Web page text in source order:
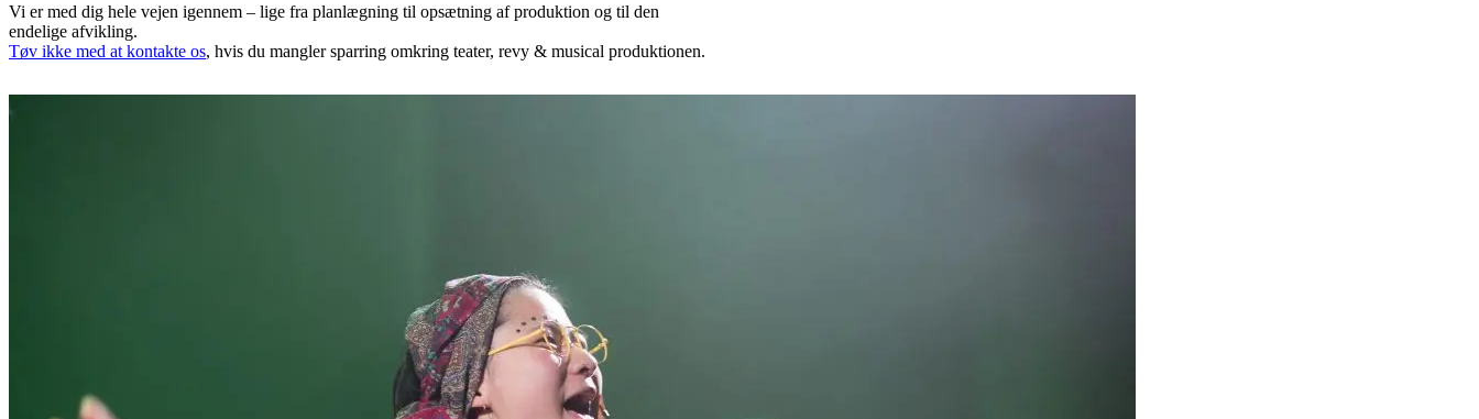
Vi er med dig hele vejen igennem – lige fra planlægning til opsætning af produktion og til den
endelige afvikling.
Tøv ikke med at kontakte os, hvis du mangler sparring omkring teater, revy & musical produktionen.